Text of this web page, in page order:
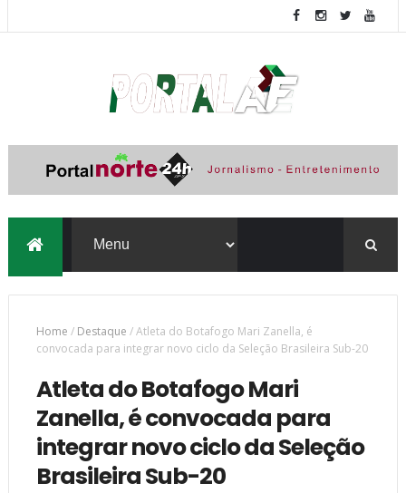
Home / Destaque /Atleta do Botafogo Mari Zanella, é
convocada para integrar novo ciclo da Seleção Brasileira Sub-20
Atleta do Botafogo Mari
Zanella, é convocada para
integrar novo ciclo da Seleção
Brasileira Sub-20